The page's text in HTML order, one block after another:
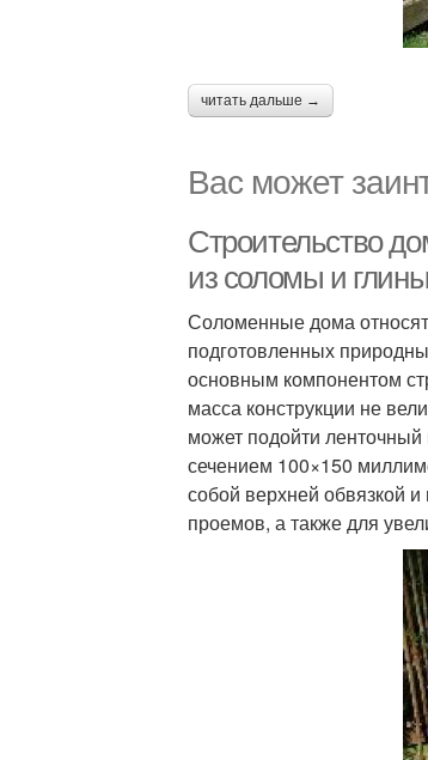
читать дальше →
Вас может
Строительство
из соломы и глины
Соломенные дома
подготовленных
основным компонентом
масса конструкции не
может подойти
сечением 100×150
собой верхней обвязкой
проемов, а также для